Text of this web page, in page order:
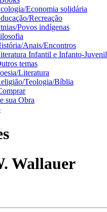
Economia solidária
Recreação
Povos indígenas
Anais/Encontros
Infantil e Infanto-Juvenil
temas
Literatura
Teologia/Bíblia
sua Obra
Wallauer